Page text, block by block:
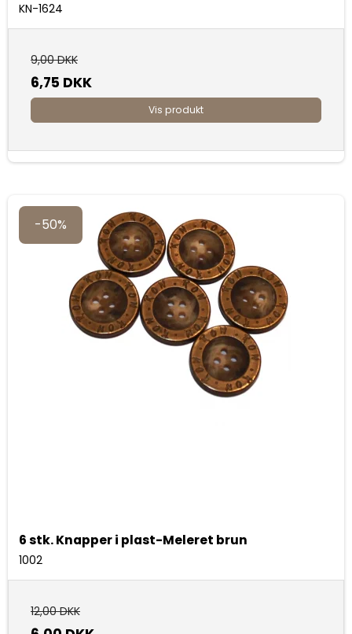
KN-1624
9,00 DKK
6,75 DKK
Vis produkt
-50%
6 stk. Knapper i plast-Meleret brun
1002
12,00 DKK